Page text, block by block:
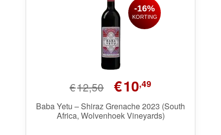
€12,50
Oorspronkelijke
prijs
was:
€12,50.
€10,49Huidige
is:
€10,49.
Baba Yetu – Shiraz Grenache 2023 (South
Africa, Wolvenhoek Vineyards)
-16%
KORTING